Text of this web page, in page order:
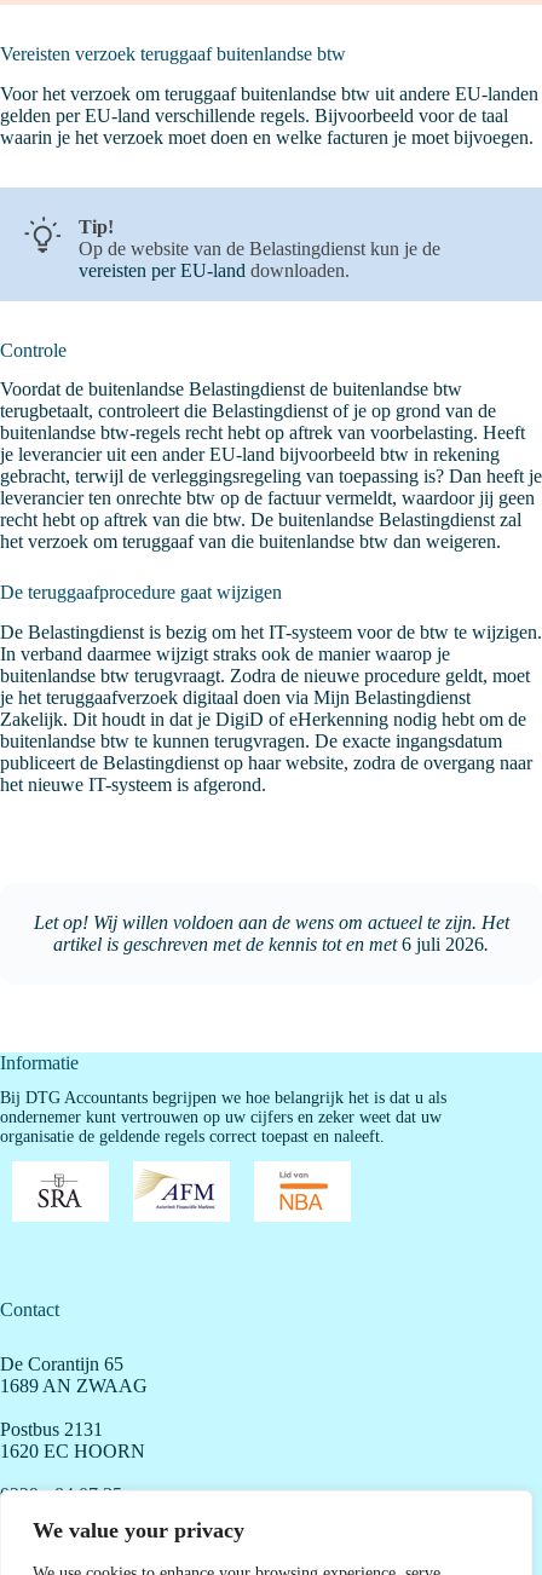
We value your privacy
Vereisten verzoek teruggaaf buitenlandse btw
Voor het verzoek om teruggaaf buitenlandse btw uit andere EU-landen
gelden per EU-land verschillende regels. Bijvoorbeeld voor de taal
waarin je het verzoek moet doen en welke facturen je moet bijvoegen.
Tip!
Op de website van de Belastingdienst kun je de
vereisten per EU-land downloaden.
Controle
Voordat de buitenlandse Belastingdienst de buitenlandse btw
terugbetaalt, controleert die Belastingdienst of je op grond van de
buitenlandse btw-regels recht hebt op aftrek van voorbelasting. Heeft
je leverancier uit een ander EU-land bijvoorbeeld btw in rekening
gebracht, terwijl de verleggingsregeling van toepassing is? Dan heeft je
leverancier ten onrechte btw op de factuur vermeldt, waardoor jij geen
recht hebt op aftrek van die btw. De buitenlandse Belastingdienst zal
het verzoek om teruggaaf van die buitenlandse btw dan weigeren.
De teruggaafprocedure gaat wijzigen
De Belastingdienst is bezig om het IT-systeem voor de btw te wijzigen.
In verband daarmee wijzigt straks ook de manier waarop je
buitenlandse btw terugvraagt. Zodra de nieuwe procedure geldt, moet
je het teruggaafverzoek digitaal doen via Mijn Belastingdienst
Zakelijk. Dit houdt in dat je DigiD of eHerkenning nodig hebt om de
buitenlandse btw te kunnen terugvragen. De exacte ingangsdatum
publiceert de Belastingdienst op haar website, zodra de overgang naar
het nieuwe IT-systeem is afgerond.
Let op! Wij willen voldoen aan de wens om actueel te zijn. Het
artikel is geschreven met de kennis tot en met6 juli 2026.
Informatie
Bij DTG Accountants begrijpen we hoe belangrijk het is dat u als
ondernemer kunt vertrouwen op uw cijfers en zeker weet dat uw
organisatie de geldende regels correct toepast en naleeft.
Contact
De Corantijn 65
1689 AN ZWAAG
Postbus 2131
1620 EC HOORN
0229 - 84 07 35